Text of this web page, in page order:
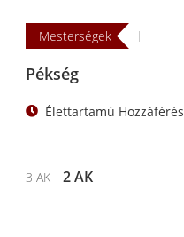
Mesterségek
Pékség
Élettartamú Hozzáférés
3 AK 2 AK